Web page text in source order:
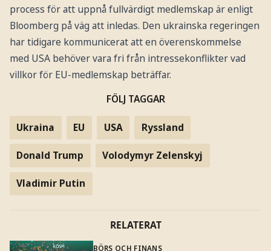
process för att uppnå fullvärdigt medlemskap är enligt
Bloomberg på väg att inledas. Den ukrainska regeringen
har tidigare kommunicerat att en överenskommelse
med USA behöver vara fri från intressekonflikter vad
villkor för EU-medlemskap beträffar.
FÖLJ TAGGAR
Ukraina EU USA Ryssland
Donald Trump Volodymyr Zelenskyj
Vladimir Putin
RELATERAT
BÖRS OCH FINANS